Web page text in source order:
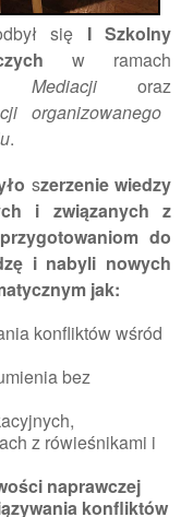
się I Szkolny
w ramach
Mediacji oraz
organizowanego
.
szerzenie wiedzy
i związanych z
do
i nabyli nowych
jak:
konfliktów wśród
bez
z rówieśnikami i
naprawczej
konfliktów